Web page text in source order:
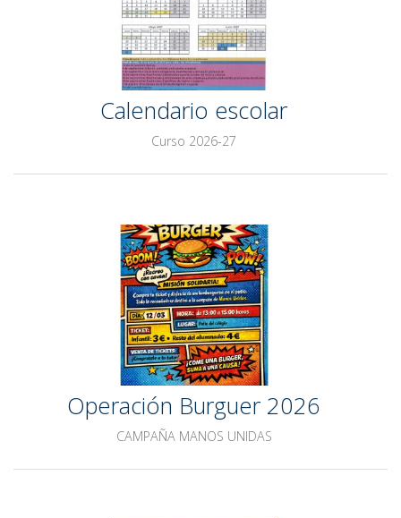
Calendario escolar
Curso 2026-27
Operación Burguer 2026
CAMPAÑA MANOS UNIDAS